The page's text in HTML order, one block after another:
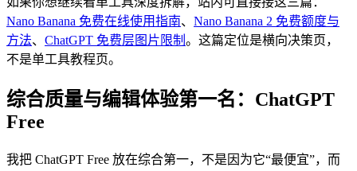
Nano Banana 免费在线使用指南、 Nano Banana 2 免费额度与
方法、 ChatGPT 免费层图片限制 。这篇定位是横向决策页，
不是单工具教程页。
综合质量与编辑体验第一名：ChatGPT
Free
我把 ChatGPT Free 放在综合第一，不是因为它“最便宜”，而